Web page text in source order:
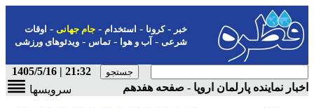
-کرونا-استخدام- جام جهانی-اوقات
شرعی-آب و هوا-تماس-ویدئوهای ورزشی
21:32 | 1405/5/16
نماینده پارلمان اروپا - صفحه هفدهم
سرویسها